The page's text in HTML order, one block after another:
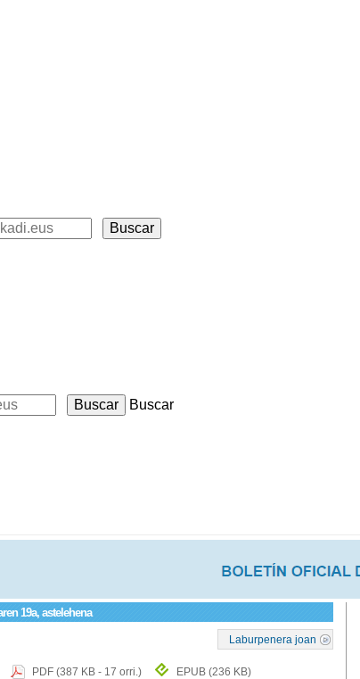
Buscar
19a, astelehena
Laburpenera joan
PDF (387 KB - 17 orri.) EPUB (236 KB)